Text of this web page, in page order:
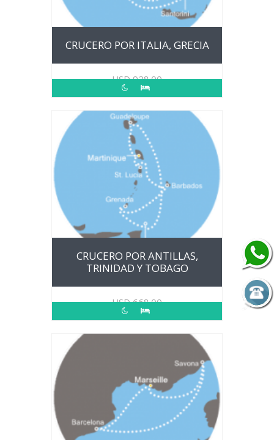
CRUCERO POR ITALIA, GRECIA
USD928.00
CRUCERO POR ANTILLAS,
TRINIDAD Y TOBAGO
USD668.00